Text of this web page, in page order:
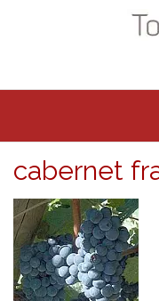
Tourisme et
cabernet